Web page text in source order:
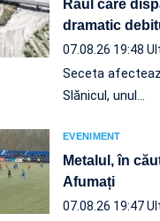
Râul care
dramatic
07.08.26 19:48
Seceta
Slănicul, unul…
EVENIMENT
Metalul, în
Afumați
07.08.26 19:47